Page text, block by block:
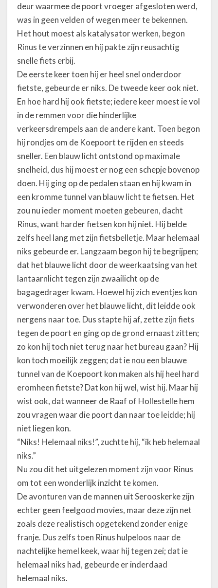
C
c
e
r
t
a
a
n
Z
e
deur waarmee de poort vroeger afgesloten werd,
was in geen velden of wegen meer te bekennen.
Het hout moest als katalysator werken, begon
Rinus te verzinnen en hij pakte zijn reusachtig
snelle fiets erbij.
De eerste keer toen hij er heel snel onderdoor
fietste, gebeurde er niks. De tweede keer ook niet.
En hoe hard hij ook fietste; iedere keer moest ie vol
in de remmen voor die hinderlijke
verkeersdrempels aan de andere kant. Toen begon
hij rondjes om de Koepoort te rijden en steeds
sneller. Een blauw licht ontstond op maximale
snelheid, dus hij moest er nog een schepje bovenop
doen. Hij ging op de pedalen staan en hij kwam in
een kromme tunnel van blauw licht te fietsen. Het
zou nu ieder moment moeten gebeuren, dacht
Rinus, want harder fietsen kon hij niet. Hij belde
zelfs heel lang met zijn fietsbelletje. Maar helemaal
niks gebeurde er. Langzaam begon hij te begrijpen;
dat het blauwe licht door de weerkaatsing van het
lantaarnlicht tegen zijn zwaailicht op de
bagagedrager kwam. Hoewel hij zich eventjes kon
verwonderen over het blauwe licht, dit leidde ook
nergens naar toe. Dus stapte hij af, zette zijn fiets
tegen de poort en ging op de grond ernaast zitten;
zo kon hij toch niet terug naar het bureau gaan? Hij
kon toch moeilijk zeggen; dat ie nou een blauwe
tunnel van de Koepoort kon maken als hij heel hard
eromheen fietste? Dat kon hij wel, wist hij. Maar hij
wist ook, dat wanneer de Raaf of Hollestelle hem
zou vragen waar die poort dan naar toe leidde; hij
niet liegen kon.
“Niks! Helemaal niks!”, zuchtte hij, “ik heb helemaal
niks.”
Nu zou dit het uitgelezen moment zijn voor Rinus
om tot een wonderlijk inzicht te komen.
De avonturen van de mannen uit Serooskerke zijn
echter geen feelgood movies, maar deze zijn net
zoals deze realistisch opgetekend zonder enige
franje. Dus zelfs toen Rinus hulpeloos naar de
nachtelijke hemel keek, waar hij tegen zei; dat ie
helemaal niks had, gebeurde er inderdaad
helemaal niks.